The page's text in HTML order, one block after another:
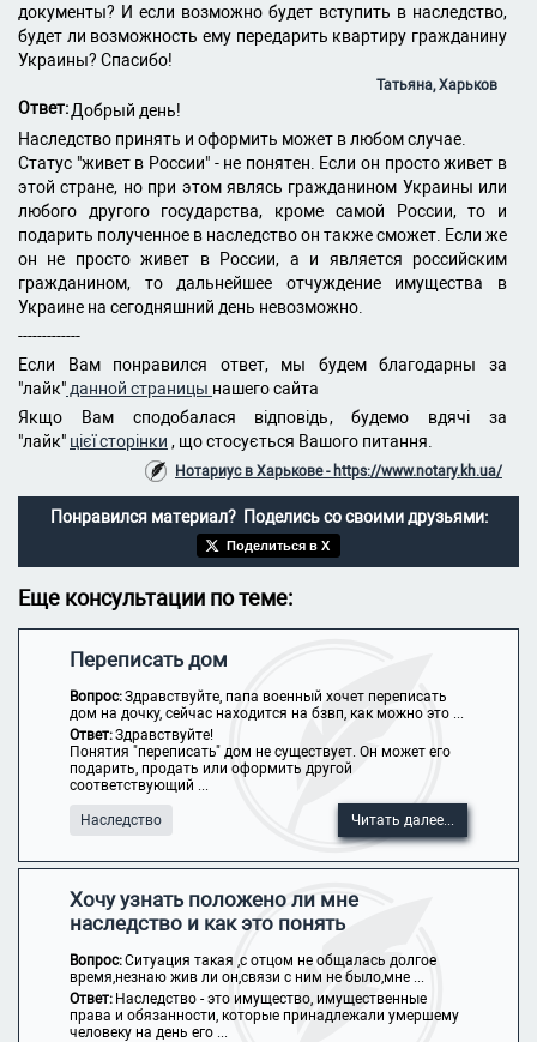
документы? И если возможно будет вступить в наследство,
будет ли возможность ему передарить квартиру гражданину
Украины? Спасибо!
Татьяна, Харьков
Ответ:Добрый день!
Наследство принять и оформить может в любом случае.
Статус "живет в России" - не понятен. Если он просто живет в
этой стране, но при этом являсь гражданином Украины или
любого другого государства, кроме самой России, то и
подарить полученное в наследство он также сможет. Если же
он не просто живет в России, а и является российским
гражданином, то дальнейшее отчуждение имущества в
Украине на сегодняшний день невозможно.
-------------
Если Вам понравился ответ, мы будем благодарны за
"лайк" данной страницы нашего сайта
Якщо Вам сподобалася відповідь, будемо вдячі за
"лайк" цієї сторінки , що стосується Вашого питання.
Нотариус в Харькове - https://www.notary.kh.ua/
Понравился материал? Поделись со своими друзьями:
Поделиться в X
Еще консультации по теме:
Переписать дом
Вопрос:Здравствуйте, папа военный хочет переписать
дом на дочку, сейчас находится на бзвп, как можно это ...
Ответ:Здравствуйте!
Понятия "переписать" дом не существует. Он может его
подарить, продать или оформить другой
соответствующий ...
Наследство Читать далее...
Хочу узнать положено ли мне
наследство и как это понять
Вопрос:Ситуация такая ,с отцом не общалась долгое
время,незнаю жив ли он,связи с ним не было,мне ...
Ответ: Наследство - это имущество, имущественные
права и обязанности, которые принадлежали умершему
человеку на день его ...